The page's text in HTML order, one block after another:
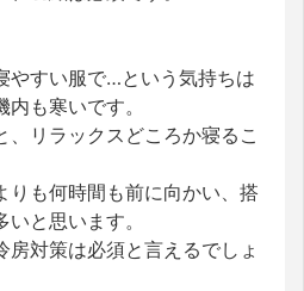
やすい服で…という気持ちは
も寒いです。
、リラックスどころか寝るこ
りも何時間も前に向かい、搭
と思います。
対策は必須と言えるでしょ